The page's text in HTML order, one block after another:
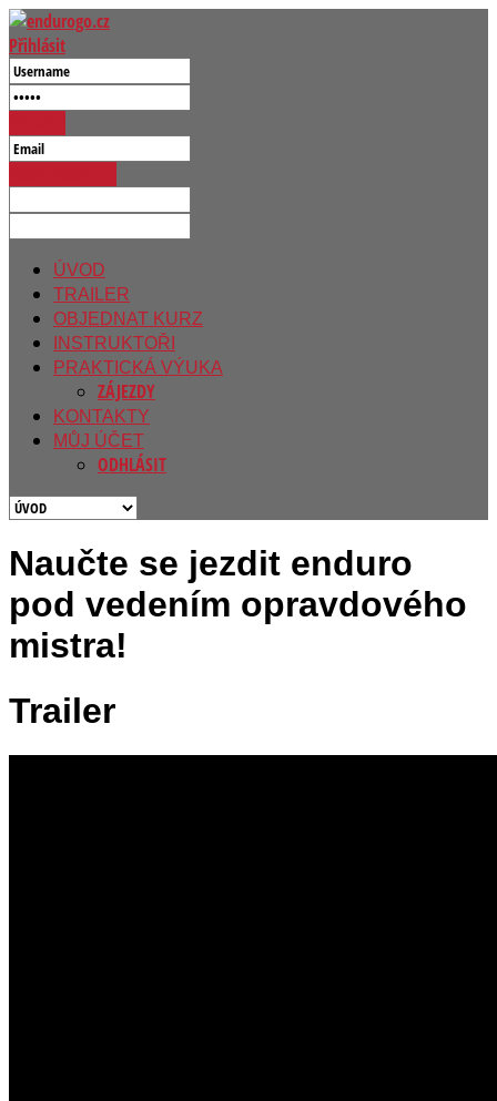
Přihlásit
ÚVOD
TRAILER
OBJEDNAT KURZ
INSTRUKTOŘI
PRAKTICKÁ VÝUKA
ZÁJEZDY
KONTAKTY
MŮJ ÚČET
ODHLÁSIT
Naučte se jezdit enduro
pod vedením opravdového
mistra!
Trailer